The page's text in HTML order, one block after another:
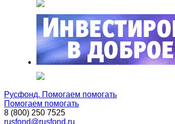
Русфонд. Помогаем помогать
Помогаем помогать
8 (800) 250 7525
rusfond@rusfond.ru